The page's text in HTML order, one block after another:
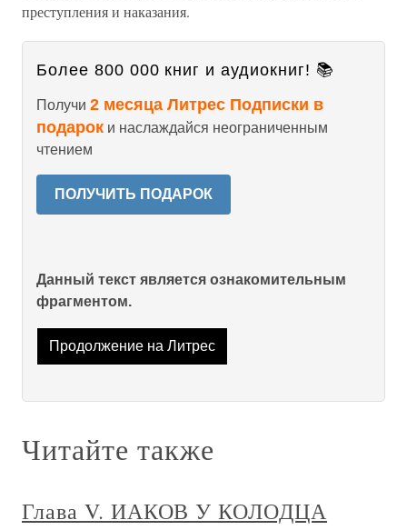
преступления и наказания.
Более 800 000 книг и аудиокниг! 📚
Получи 2 месяца Литрес Подписки в
подарок и наслаждайся неограниченным
чтением
ПОЛУЧИТЬ ПОДАРОК
Данный текст является ознакомительным
фрагментом.
Продолжение на Литрес
Читайте также
Глава V. ИАКОВ У КОЛОДЦА